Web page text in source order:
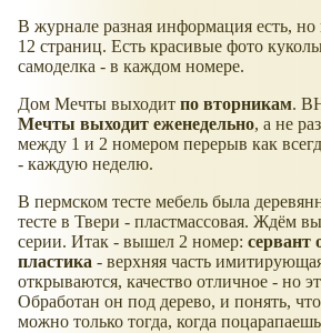
В журнале разная информация есть, но
12 страниц. Есть красивые фото
самоделка - в каждом номере.
Дом Мечты выходит по вторникам.
Мечты выходит еженедельно, а не
между 1 и 2 номером перерыв как
- каждую неделю.
В пермском тесте мебель была
тесте в Твери - пластмассовая. Ждём
серии. Итак - вышел 2 номер: сервант
пластика - верхняя часть
открываются, качество отличное - но
Обработан он под дерево, и понять,
можно только тогда, когда